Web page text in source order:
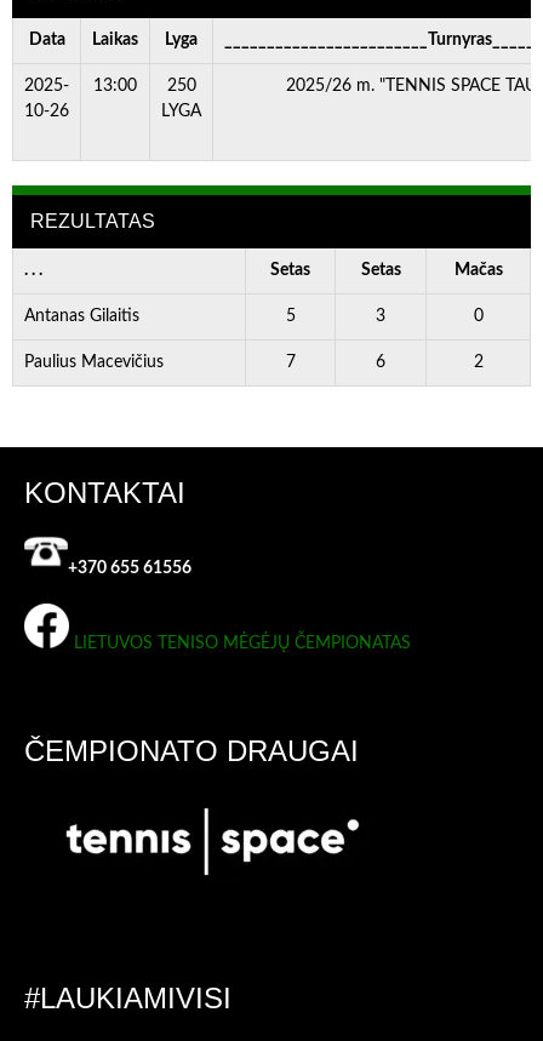
Data Laikas Lyga
2025-
10-26
13:00
250
LYGA
2025/26 m. "TENNIS SPACE
REZULTATAS
. . . Setas Setas Mačas
Antanas Gilaitis 5 3 0
Paulius Macevičius 7 6 2
KONTAKTAI
+370 655 61556
LIETUVOS TENISO MĖGĖJŲ ČEMPIONATAS
ČEMPIONATO DRAUGAI
#LAUKIAMIVISI